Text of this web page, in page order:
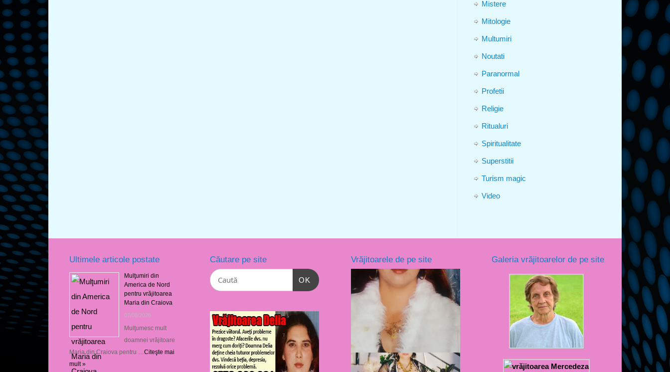
Mistere
Mitologie
Multumiri
Noutati
Paranormal
Profetii
Religie
Ritualuri
Spiritualitate
Superstitii
Turism magic
Video
Ultimele articole postate
Mulţumiri din
America de Nord
pentru vrăjitoarea
Maria din Craiova
07/08/2026
Mulţumesc mult
doamnei vrăjitoare
Maria din Craiova pentru … Citeşte mai
mult »
Căutare pe site
OK
Vrăjitoarele de pe site Galeria vrăjitoarelor de pe site